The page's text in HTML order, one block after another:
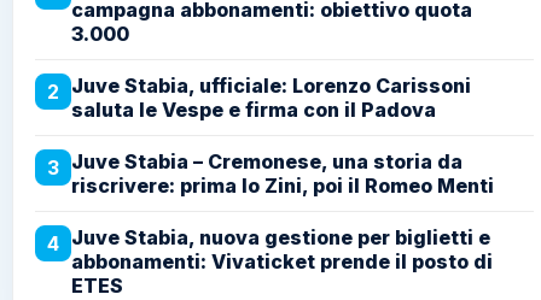
campagna abbonamenti: obiettivo quota
3.000
2 Juve Stabia, ufficiale: Lorenzo Carissoni
saluta le Vespe e firma con il Padova
3 Juve Stabia – Cremonese, una storia da
riscrivere: prima lo Zini, poi il Romeo Menti
4 Juve Stabia, nuova gestione per biglietti e
abbonamenti: Vivaticket prende il posto di
ETES